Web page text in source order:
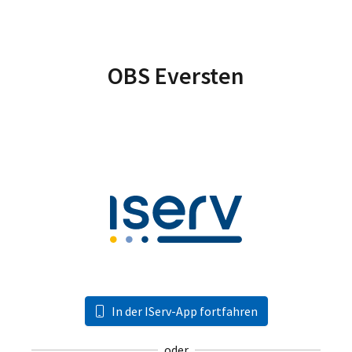
OBS Eversten
In der IServ-App fortfahren